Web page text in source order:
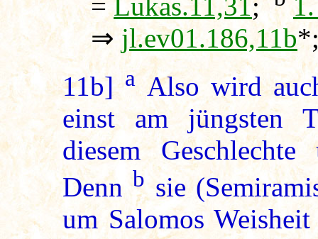
⇒jl.ev01.186,11b
11b] aAlso wird
einst am jüngsten
diesem
Dennbsie
um Salomos